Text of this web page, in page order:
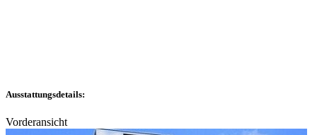
Ausstattungsdetails:
Vorderansicht